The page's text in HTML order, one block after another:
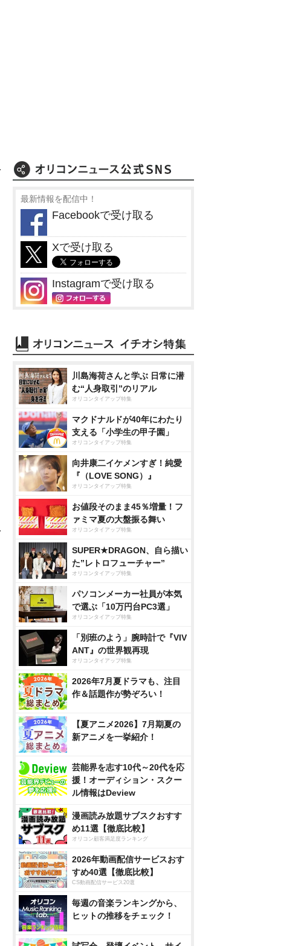
最新情報を配信中！
Facebookで受け取る
Xで受け取る
Instagramで受け取る
川島海荷さんと学ぶ 日常に潜
む“人身取引”のリアル
オリコンタイアップ特集
マクドナルドが40年にわたり
支える「小学生の甲子園」
オリコンタイアップ特集
向井康二イケメンすぎ！純愛
『（LOVE SONG）』
オリコンタイアップ特集
お値段そのまま45％増量！フ
ァミマ夏の大盤振る舞い
オリコンタイアップ特集
SUPER★DRAGON、自ら描い
た”レトロフューチャー”
オリコンタイアップ特集
パソコンメーカー社員が本気
で選ぶ「10万円台PC3選」
オリコンタイアップ特集
「別班のよう」腕時計で『VIV
ANT』の世界観再現
オリコンタイアップ特集
2026年7月夏ドラマも、注目
作＆話題作が勢ぞろい！
【夏アニメ2026】7月期夏の
新アニメを一挙紹介！
芸能界を志す10代～20代を応
援！オーディション・スクー
ル情報はDeview
漫画読み放題サブスクおすす
め11選【徹底比較】
オリコン顧客満足度ランキング
2026年動画配信サービスおす
すめ40選【徹底比較】
CS動画配信サービス20選
毎週の音楽ランキングから、
ヒットの推移をチェック！